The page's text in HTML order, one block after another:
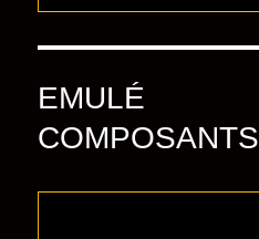
EMULÉ
COMPOSANTS